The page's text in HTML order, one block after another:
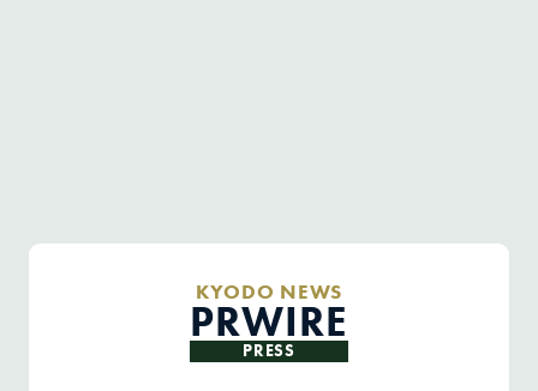
KYODO NEWS
PRWIRE
PRESS